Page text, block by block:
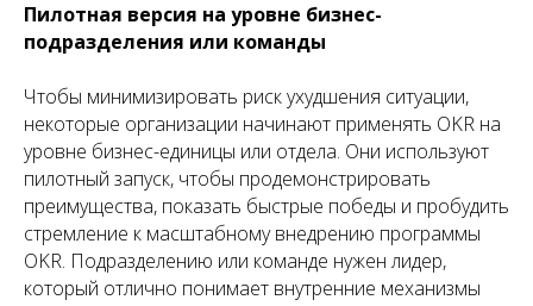
Пилотная версия на уровне бизнес-
подразделения или команды
Чтобы минимизировать риск ухудшения ситуации,
некоторые организации начинают применять OKR на
уровне бизнес-единицы или отдела. Они используют
пилотный запуск, чтобы продемонстрировать
преимущества, показать быстрые победы и пробудить
стремление к масштабному внедрению программы
OKR. Подразделению или команде нужен лидер,
который отлично понимает внутренние механизмы